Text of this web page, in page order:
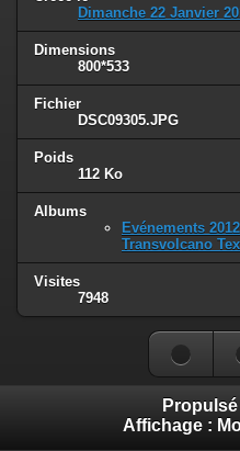
Dimanche 22 Janvier
Dimensions
800*533
Fichier
DSC09305.JPG
Poids
112 Ko
Albums
Evénements 2012
Transvolcano
Visites
7948
Affichage :